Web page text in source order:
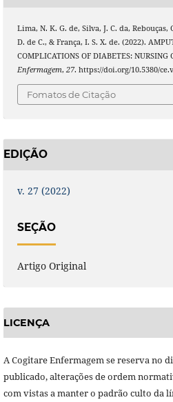
Lima, N. K. G. de, Silva, J. C. da, Rebouças,
D. de C., & França, I. S. X. de. (2022).
COMPLICATIONS OF DIABETES: NURSING
Enfermagem, 27. https://doi.org/10.5380/
Fomatos de Citação
EDIÇÃO
v. 27 (2022)
SEÇÃO
Artigo Original
LICENÇA
A Cogitare Enfermagem se reserva no
publicado, alterações de ordem
com vistas a manter o padrão culto da